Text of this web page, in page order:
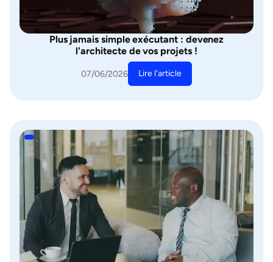
Plus jamais simple exécutant : devenez
l'architecte de vos projets !
07/06/2026 Lire l'article